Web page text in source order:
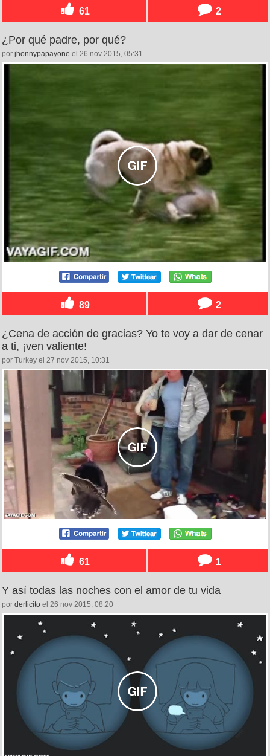
61 2
¿Por qué padre, por qué?
por jhonnypapayone el 26 nov 2015, 05:31
89 2
¿Cena de acción de gracias? Yo te voy a dar de cenar
a ti, ¡ven valiente!
por Turkey el 27 nov 2015, 10:31
61 1
Y así todas las noches con el amor de tu vida
por derlicito el 26 nov 2015, 08:20